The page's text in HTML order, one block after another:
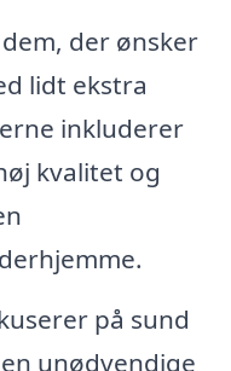
der ønsker
lidt ekstra
inkluderer
kvalitet og
på sund
unødvendige